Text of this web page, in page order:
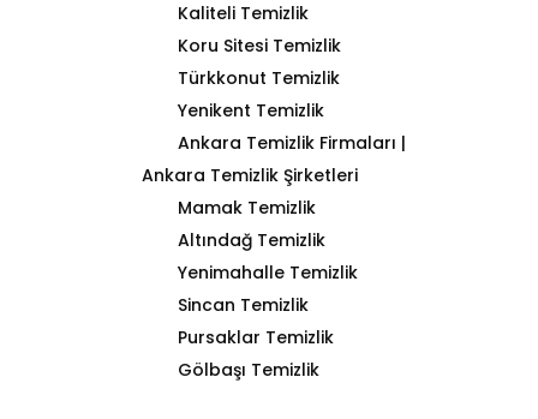
Kaliteli Temizlik
Koru Sitesi Temizlik
Türkkonut Temizlik
Yenikent Temizlik
Ankara Temizlik Firmaları |
Ankara Temizlik Şirketleri
Mamak Temizlik
Altındağ Temizlik
Yenimahalle Temizlik
Sincan Temizlik
Pursaklar Temizlik
Gölbaşı Temizlik